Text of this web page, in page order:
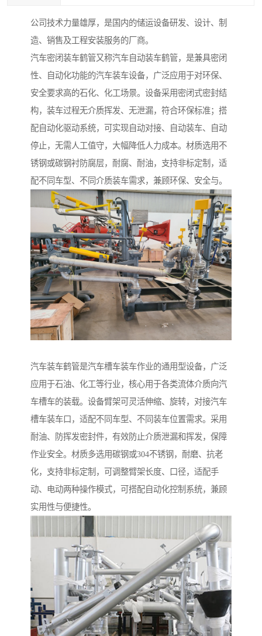
公司技术力量雄厚，是国内的储运设备研发、设计、制
造、销售及工程安装服务的厂商。
汽车密闭装车鹤管又称汽车自动装车鹤管，是兼具密闭
性、自动化功能的汽车装车设备，广泛应用于对环保、
安全要求高的石化、化工场景。设备采用密闭式密封结
构，装车过程无介质挥发、无泄漏，符合环保标准；搭
配自动化驱动系统，可实现自动对接、自动装车、自动
停止，无需人工值守，大幅降低人力成本。材质选用不
锈钢或碳钢衬防腐层，耐腐、耐油，支持非标定制，适
配不同车型、不同介质装车需求，兼顾环保、安全与。
汽车装车鹤管是汽车槽车装车作业的通用型设备，广泛
应用于石油、化工等行业，核心用于各类流体介质向汽
车槽车的装载。设备臂架可灵活伸缩、旋转，对接汽车
槽车装车口，适配不同车型、不同装车位置需求。采用
耐油、防挥发密封件，有效防止介质泄漏和挥发，保障
作业安全。材质多选用碳钢或304不锈钢，耐磨、抗老
化，支持非标定制，可调整臂架长度、口径，适配手
动、电动两种操作模式，可搭配自动化控制系统，兼顾
实用性与便捷性。